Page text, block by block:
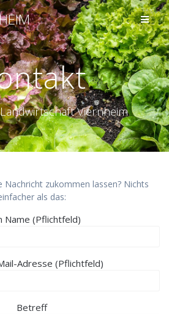
Zum
Inhalt
springen
Viernheim
Nachricht zukommen lassen? Nichts
als das:
Name (Pflichtfeld)
Bitte lasse dieses Feld leer.
Adresse (Pflichtfeld)
Bitte lasse dieses Feld leer.
Betreff